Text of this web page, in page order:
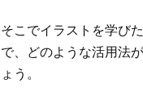
そこでイラストを学び
で、どのような活用法
ょう。